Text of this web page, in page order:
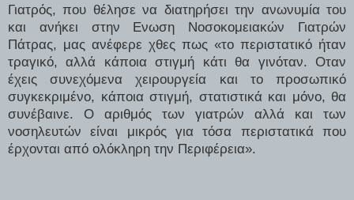
Γιατρός, που θέλησε να διατηρήσει την ανωνυμία του
και ανήκει στην Ενωση Νοσοκομειακών Γιατρών
Πάτρας, μας ανέφερε χθες πως «το περιστατικό ήταν
τραγικό, αλλά κάποια στιγμή κάτι θα γινόταν. Οταν
έχεις συνεχόμενα χειρουργεία και το προσωπικό
συγκεκριμένο, κάποια στιγμή, στατιστικά και μόνο, θα
συνέβαινε. Ο αριθμός των γιατρών αλλά και των
νοσηλευτών είναι μικρός για τόσα περιστατικά που
έρχονται από ολόκληρη την Περιφέρεια».